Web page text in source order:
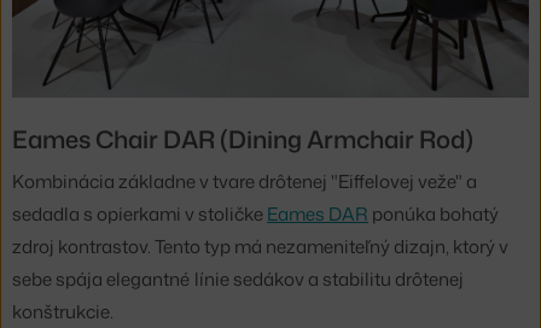
Eames Chair DAR (Dining Armchair Rod)
Kombinácia základne v tvare drôtenej "Eiffelovej veže" a
sedadla s opierkami v stoličkeEames DAR ponúka bohatý
zdroj kontrastov. Tento typ má nezameniteľný dizajn, ktorý v
sebe spája elegantné línie sedákov a stabilitu drôtenej
konštrukcie.